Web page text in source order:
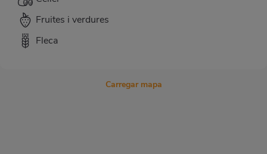
Fruites i verdures
Fleca
Carregar mapa